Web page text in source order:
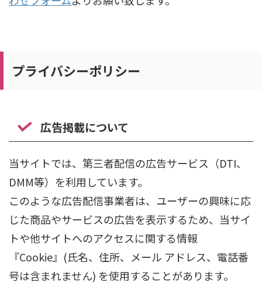
プライバシーポリシー
広告掲載について
当サイトでは、第三者配信の広告サービス（DTI、
DMM等）を利用しています。
このような広告配信事業者は、ユーザーの興味に応
じた商品やサービスの広告を表示するため、当サイ
トや他サイトへのアクセスに関する情報
『Cookie』(氏名、住所、メール アドレス、電話番
号は含まれません) を使用することがあります。